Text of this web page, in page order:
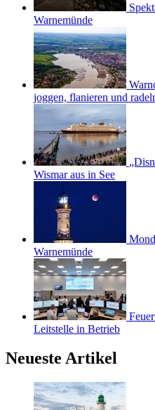
Warnemünde
joggen, flanieren und
Wismar aus in See
Warnemünde
Leitstelle in Betrieb
Neueste Artikel